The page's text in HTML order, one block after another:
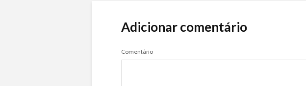
Adicionar comentário
Comentário